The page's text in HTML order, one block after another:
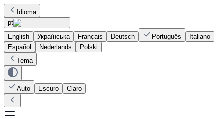
Idioma
pt
English
Українська Français Deutsch Português
Italiano
Español
Nederlands
Polski
Tema
Auto Escuro Claro